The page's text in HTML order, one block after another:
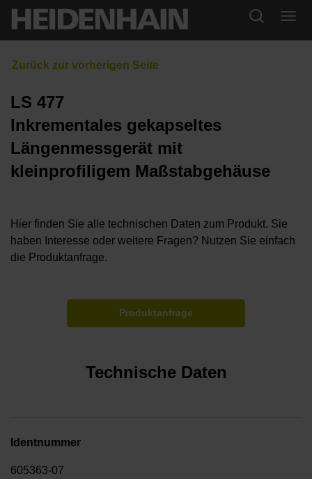
LS 477
Inkrementales gekapseltes
Längenmessgerät mit
kleinprofiligem Maßstabgehäuse
Hier finden Sie alle technischen Daten zum Produkt. Sie
haben Interesse oder weitere Fragen? Nutzen Sie einfach
die Produktanfrage.
Produktanfrage
Technische Daten
Identnummer
605363-07